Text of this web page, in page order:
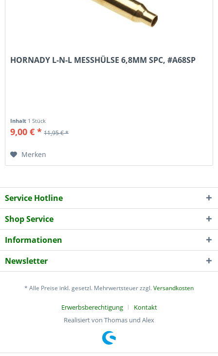
HORNADY L-N-L MESSHÜLSE 6,8MM SPC, #A68SP
Inhalt 1 Stück
9,00 € * 11,95 € *
Merken
Service Hotline
Shop Service
Informationen
Newsletter
* Alle Preise inkl. gesetzl. Mehrwertsteuer zzgl.Versandkosten
Erwerbsberechtigung
Kontakt
Realisiert von Thomas und Alex